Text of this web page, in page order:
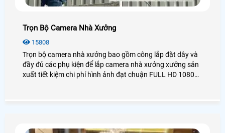
Trọn Bộ Camera Nhà Xưởng
15808
Trọn bộ camera nhà xưởng bao gồm công lắp đặt dây và
đầy đủ các phụ kiện để lắp camera nhà xưởng xưởng sản
xuất tiết kiệm chi phí hình ảnh đạt chuận FULL HD 1080